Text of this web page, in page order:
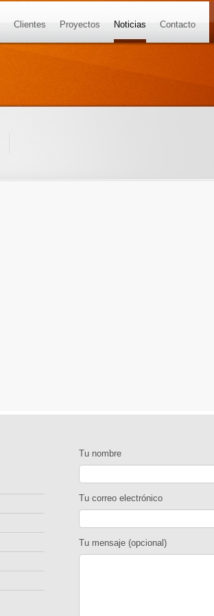
Clientes Proyectos Noticias Contacto
Tu nombre
Tu correo electrónico
Tu mensaje (opcional)